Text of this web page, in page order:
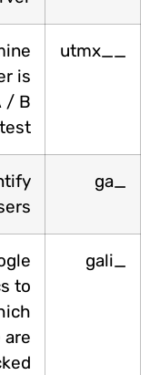
is
A / B
test.
users
to
are